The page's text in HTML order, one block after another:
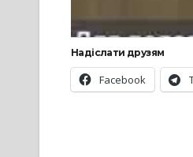
Надіслати друзям
Facebook